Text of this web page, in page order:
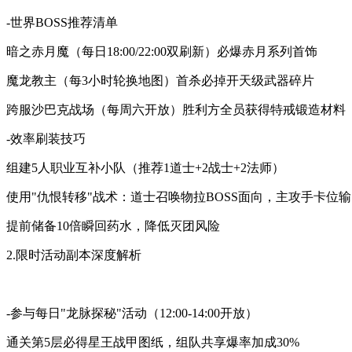
-世界BOSS推荐清单
暗之赤月魔（每日18:00/22:00双刷新）必爆赤月系列首饰
魔龙教主（每3小时轮换地图）首杀必掉开天级武器碎片
跨服沙巴克战场（每周六开放）胜利方全员获得特戒锻造材料
-效率刷装技巧
组建5人职业互补小队（推荐1道士+2战士+2法师）
使用"仇恨转移"战术：道士召唤物拉BOSS面向，主攻手卡位
提前储备10倍瞬回药水，降低灭团风险
2.限时活动副本深度解析
-参与每日"龙脉探秘"活动（12:00-14:00开放）
通关第5层必得星王战甲图纸，组队共享爆率加成30%